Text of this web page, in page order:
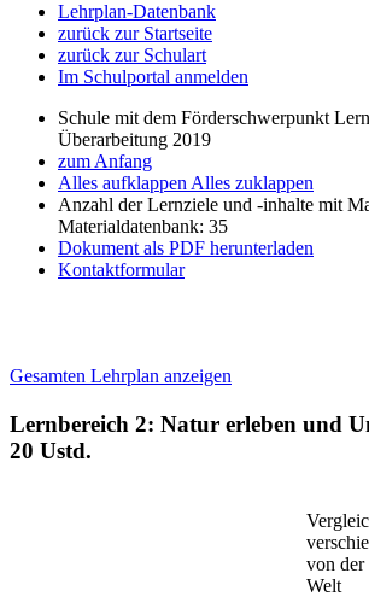
Lehrplan-Datenbank
zurück zur Startseite
zurück zur Schulart
Im Schulportal anmelden
Schule mit dem Förderschwerpunkt
Überarbeitung 2019
zum Anfang
Alles aufklappen Alles zuklappen
Anzahl der Lernziele und -inhalte mit
Materialdatenbank: 35
Dokument als PDF herunterladen
Kontaktformular
Gesamten Lehrplan anzeigen
Lernbereich 2: Natur erleben und
20 Ustd.
von der
Welt